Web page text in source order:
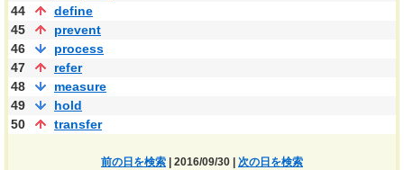
44
define
45
prevent
46
process
47
refer
48
measure
49
hold
50
transfer
前の日を検索 | 2016/09/30 | 次の日を検索